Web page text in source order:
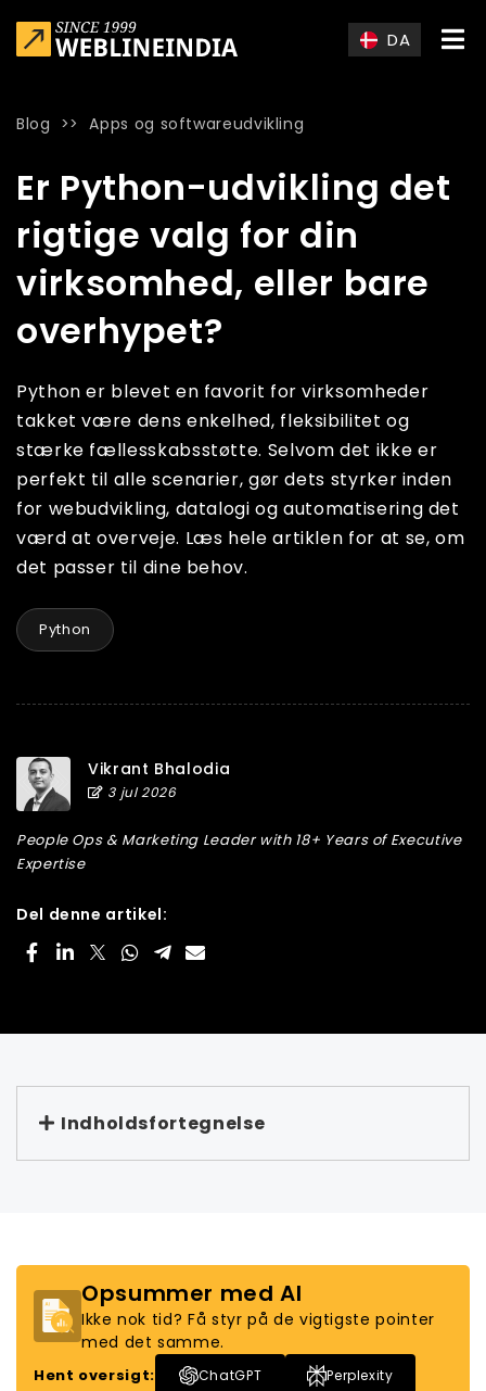
DA
Blog >>Apps og softwareudvikling
Er Python-udvikling det
rigtige valg for din
virksomhed, eller bare
overhypet?
Python er blevet en favorit for virksomheder
takket være dens enkelhed, fleksibilitet og
stærke fællesskabsstøtte. Selvom det ikke er
perfekt til alle scenarier, gør dets styrker inden
for webudvikling, datalogi og automatisering det
værd at overveje. Læs hele artiklen for at se, om
det passer til dine behov.
Python
Vikrant Bhalodia
3 jul 2026
People Ops & Marketing Leader with 18+ Years of Executive
Expertise
Del denne artikel:
Indholdsfortegnelse
Opsummer med AI
Ikke nok tid? Få styr på de vigtigste pointer
med det samme.
Hent oversigt: ChatGPT Perplexity